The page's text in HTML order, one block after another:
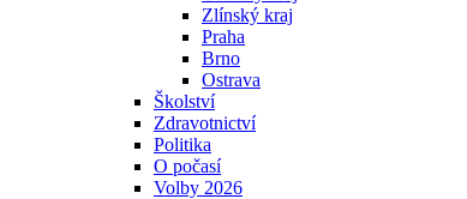
Zlínský kraj
Praha
Brno
Ostrava
Školství
Zdravotnictví
Politika
O počasí
Volby 2026